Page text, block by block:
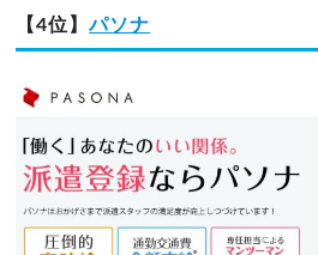
【4位】パソナ